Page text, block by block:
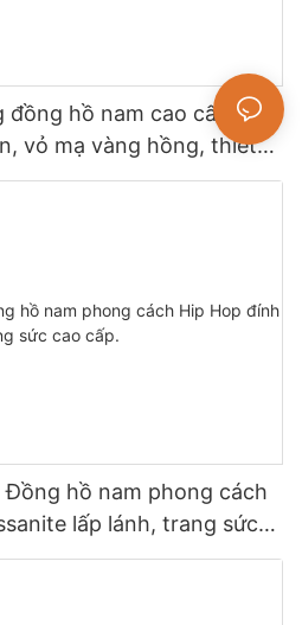
hồ nam cao cấp
vỏ mạ vàng hồng, thiết
đồng hồ thạch anh
hồ nam phong cách
lấp lánh, trang sức